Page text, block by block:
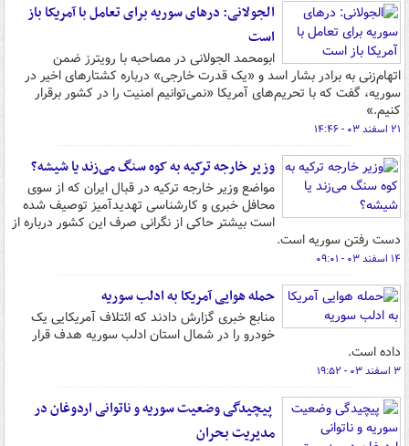
الجولانی: درهای سوریه برای تعامل با آمریکا باز
است
ابومحمد الجولانی در مصاحبه با رویترز ضمن
اتهام‌زنی به برادر بشار اسد و «یک قدرت خارجی» درباره کشتارهای اخیر در
سوریه، گفت که با تحریم‌های آمریکا «نمی‌توانیم امنیت را در کشور برقرار
کنیم.»
۲۱ اسفند ۰۳ - ۱۴:۴۶
وزیر خارجه ترکیه به کوه سنگ می‌زند یا شیشه؟
مواضع وزیر خارجه ترکیه در قبال ایران که از سوی
محافل خبری و کارشناسی تهدیدآمیز توصیف شده
است بیشتر حاکی از نگرانی صرف این کشور درباره از
دست رفتن سوریه است.
۱۴ اسفند ۰۳ - ۰۹:۰۱
حمله هوایی آمریکا به ادلب سوریه
منابع خبری گزارش دادند که ائتلاف آمریکایی یک
خودرو را در شمال استان ادلب سوریه هدف قرار
داده است.
۳ اسفند ۰۳ - ۱۹:۵۲
پیچیدگی وضعیت سوریه و ناتوانی اردوغان در
مدیریت بحران